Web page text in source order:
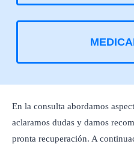
En la consulta abordamos
aclaramos dudas y damos
pronta recuperación. A